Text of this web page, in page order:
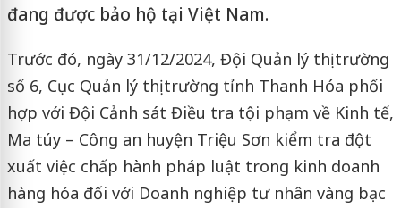
đang được bảo hộ tại Việt Nam.
Trước đó, ngày 31/12/2024, Đội Quản lý thị trường
số 6, Cục Quản lý thị trường tỉnh Thanh Hóa phối
hợp với Đội Cảnh sát Điều tra tội phạm về Kinh tế,
Ma túy – Công an huyện Triệu Sơn kiểm tra đột
xuất việc chấp hành pháp luật trong kinh doanh
hàng hóa đối với Doanh nghiệp tư nhân vàng bạc